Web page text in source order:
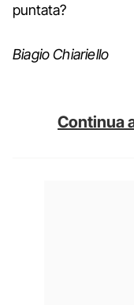
puntata?
Biagio Chiariello
Continua